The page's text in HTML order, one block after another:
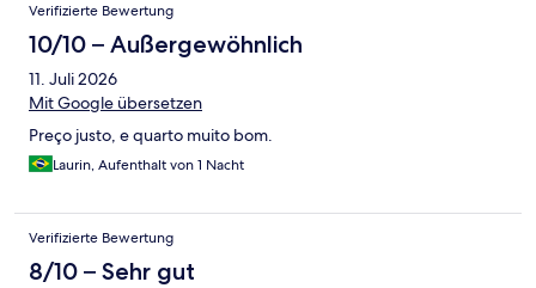
Verifizierte Bewertung
10/10 – Außergewöhnlich
11. Juli 2026
Mit Google übersetzen
Preço justo, e quarto muito bom.
Laurin, Aufenthalt von 1 Nacht
Verifizierte Bewertung
8/10 – Sehr gut